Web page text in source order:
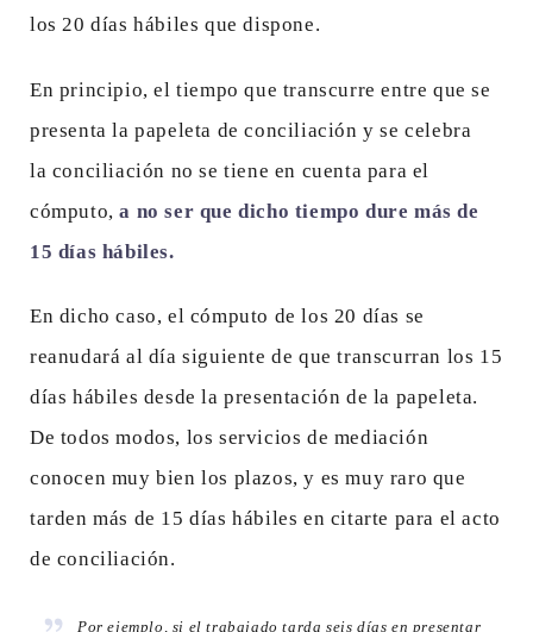
los 20 días hábiles que dispone.
En principio, el tiempo que transcurre entre que se
presenta la papeleta de conciliación y se celebra
la conciliación no se tiene en cuenta para el
cómputo, a no ser que dicho tiempo dure más de
15 días hábiles.
En dicho caso, el cómputo de los 20 días se
reanudará al día siguiente de que transcurran los 15
días hábiles desde la presentación de la papeleta.
De todos modos, los servicios de mediación
conocen muy bien los plazos, y es muy raro que
tarden más de 15 días hábiles en citarte para el acto
de conciliación.
Por ejemplo, si el trabajado tarda seis días en presentar